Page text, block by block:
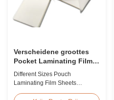
Verscheidene groottes
Pocket Laminating Film
Sheets Vochtbestendige
BV-certificering
Different Sizes Pouch
Laminating Film Sheets